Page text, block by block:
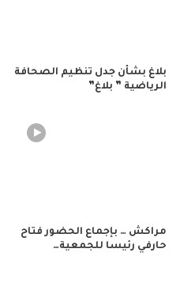
بلاغ بشأن جدل تنظيم الصحافة
الرياضية ” بلاغ”
مراكش … بإجماع الحضور فتاح
حارفي رئيسا للجمعية…